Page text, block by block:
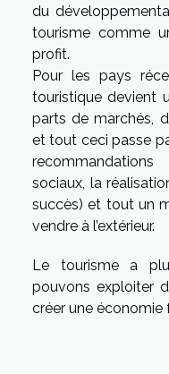
du
tourisme comme
profit.
Pour les pays
touristique devient
parts de marchés,
et tout ceci passe
sociaux, la
succès) et tout un
vendre à l’extérieur.
Le tourisme a
pouvons exploiter
créer une économie